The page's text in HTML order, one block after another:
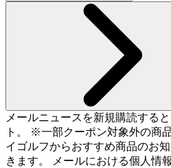
メールニュースを新規購読する
ト。 ※一部クーポン対象外の商
イゴルフからおすすめ商品のお
きます。 メールにおける個人情